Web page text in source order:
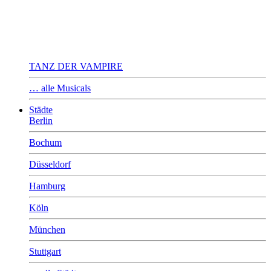
TANZ DER VAMPIRE
… alle Musicals
Städte
Berlin
Bochum
Düsseldorf
Hamburg
Köln
München
Stuttgart